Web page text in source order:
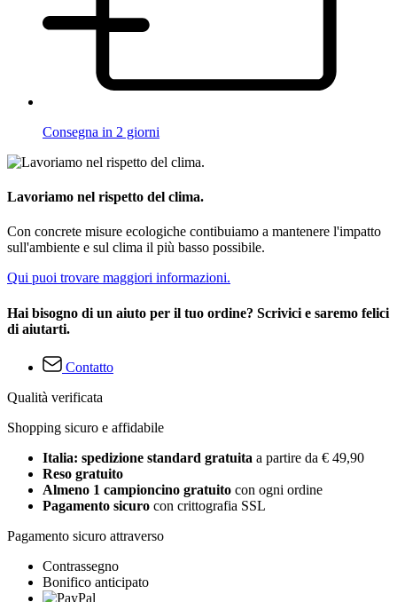
Consegna in 2 giorni
Lavoriamo nel rispetto del clima.
Con concrete misure ecologiche contibuiamo a mantenere l'impatto
sull'ambiente e sul clima il più basso possibile.
Qui puoi trovare maggiori informazioni.
Hai bisogno di un aiuto per il tuo ordine? Scrivici e saremo felici
di aiutarti.
Contatto
Qualità verificata
Shopping sicuro e affidabile
Italia: spedizione standard gratuita a partire da € 49,90
Reso gratuito
Almeno 1 campioncino gratuito con ogni ordine
Pagamento sicuro con crittografia SSL
Pagamento sicuro attraverso
Contrassegno
Bonifico anticipato